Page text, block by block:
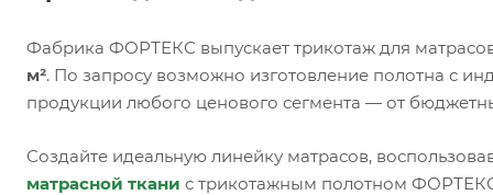
Фабрика ФОРТЕКС выпускает трикотаж для
м². По запросу возможно изготовление полотна с
продукции любого ценового сегмента — от
Создайте идеальную линейку матрасов,
матрасной ткани с трикотажным полотном